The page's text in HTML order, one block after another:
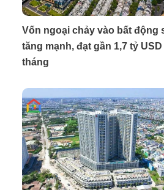
Vốn ngoại chảy vào bất động
tăng mạnh, đạt gần 1,7 tỷ
tháng